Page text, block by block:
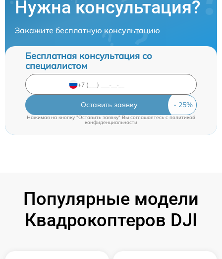
Нужна консультация?
Закажите бесплатную консультацию
Бесплатная консультация со
специалистом
Оставить заявку
Нажимая на кнопку "Оставить заявку" Вы соглашаетесь c политикой
конфиденциальности
Популярные модели
Квадрокоптеров DJI